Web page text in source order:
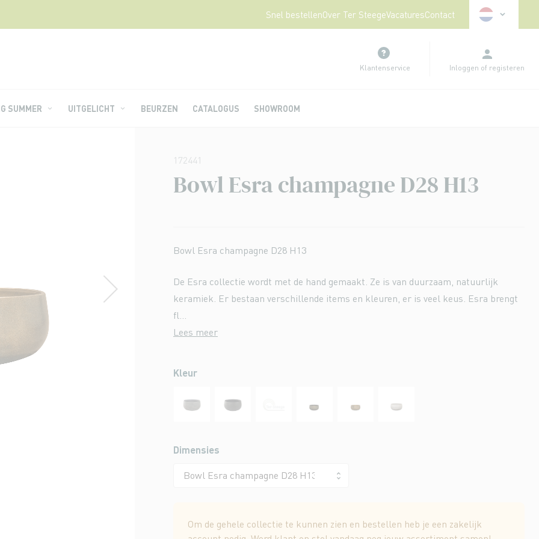
Snel bestellenOver Ter SteegeVacaturesContact
Taal
Klantenservice Inloggen of registeren
SUMMER UITGELICHT BEURZEN CATALOGUS SHOWROOM
172441
Bowl Esra champagne D28 H13
Bowl Esra champagne D28 H13
Om de gehele collectie te kunnen zien en bestellen heb je een zakelijk
De Esra collectie wordt met de hand gemaakt. Ze is van duurzaam, natuurlijk
keramiek. Er bestaan verschillende items en kleuren, er is veel keus. Esra brengt
fl...
Lees meer
Kleur
Dimensies